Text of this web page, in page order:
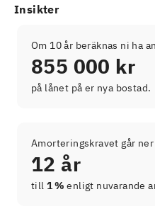
Insikter
Om 10 år beräknas ni ha
855 000 kr
på lånet på er nya bostad.
Amorteringskravet går
12 år
till 1 % enligt nuvarande